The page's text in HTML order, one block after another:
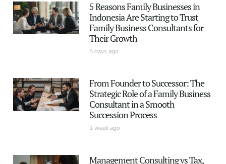
5 Reasons Family Businesses in
Indonesia Are Starting to Trust
Family Business Consultants for
Their Growth
5 days ago
From Founder to Successor: The
Strategic Role of a Family Business
Consultant in a Smooth
Succession Process
1 week ago
Management Consulting vs Tax,